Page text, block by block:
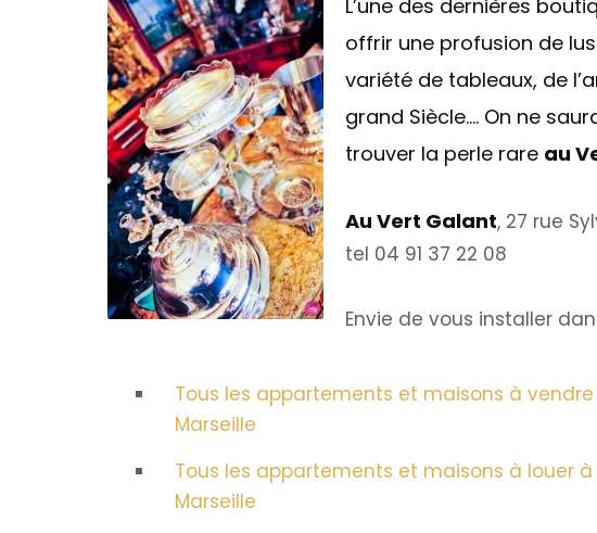
L’une des dernières
offrir une profusion de
variété de tableaux, de
grand Siècle…. On ne
trouver la perle rare au V
Au Vert Galant, 27 rue
tel 04 91 37 22 08
Envie de vous installer
Tous les appartements et maisons à
Marseille
Tous les appartements et maisons à louer
Marseille